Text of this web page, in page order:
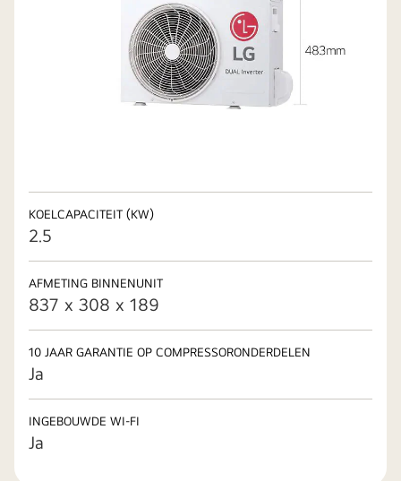
KOELCAPACITEIT (KW)
2.5
AFMETING BINNENUNIT
837 x 308 x 189
10 JAAR GARANTIE OP COMPRESSORONDERDELEN
Ja
INGEBOUWDE WI-FI
Ja